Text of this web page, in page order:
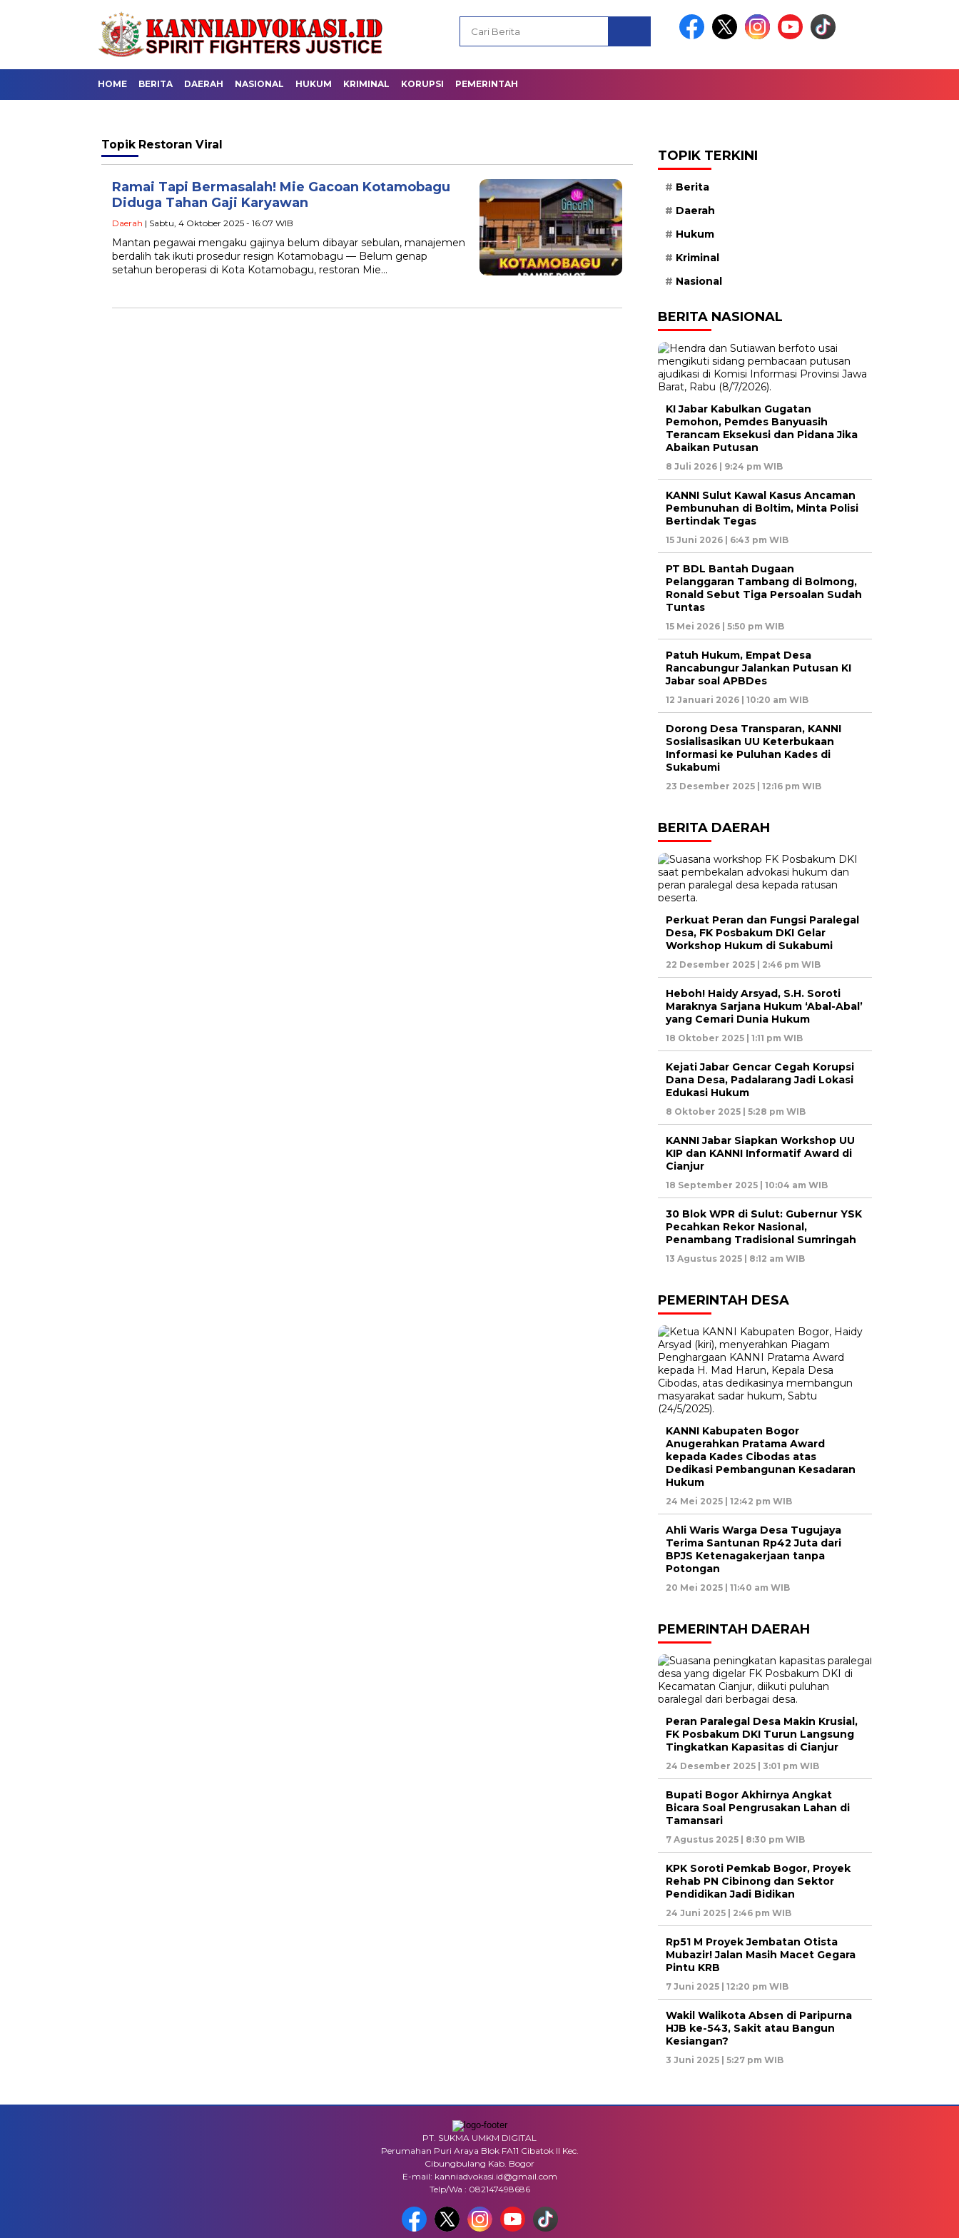
HOME BERITA DAERAH NASIONAL HUKUM KRIMINAL KORUPSI PEMERINTAH
Topik Restoran Viral
Ramai Tapi Bermasalah! Mie Gacoan Kotamobagu
Diduga Tahan Gaji Karyawan
Daerah | Sabtu, 4 Oktober 2025 - 16:07 WIB
Mantan pegawai mengaku gajinya belum dibayar sebulan, manajemen
berdalih tak ikuti prosedur resign Kotamobagu — Belum genap
setahun beroperasi di Kota Kotamobagu, restoran Mie…
TOPIK TERKINI
Berita
Daerah
Hukum
Kriminal
Nasional
BERITA NASIONAL
KI Jabar Kabulkan Gugatan
Pemohon, Pemdes Banyuasih
Terancam Eksekusi dan Pidana Jika
Abaikan Putusan
8 Juli 2026 | 9:24 pm WIB
KANNI Sulut Kawal Kasus Ancaman
Pembunuhan di Boltim, Minta Polisi
Bertindak Tegas
15 Juni 2026 | 6:43 pm WIB
PT BDL Bantah Dugaan
Pelanggaran Tambang di Bolmong,
Ronald Sebut Tiga Persoalan Sudah
Tuntas
15 Mei 2026 | 5:50 pm WIB
Patuh Hukum, Empat Desa
Rancabungur Jalankan Putusan KI
Jabar soal APBDes
12 Januari 2026 | 10:20 am WIB
Dorong Desa Transparan, KANNI
Sosialisasikan UU Keterbukaan
Informasi ke Puluhan Kades di
Sukabumi
23 Desember 2025 | 12:16 pm WIB
BERITA DAERAH
Perkuat Peran dan Fungsi Paralegal
Desa, FK Posbakum DKI Gelar
Workshop Hukum di Sukabumi
22 Desember 2025 | 2:46 pm WIB
Heboh! Haidy Arsyad, S.H. Soroti
Maraknya Sarjana Hukum ‘Abal-Abal’
yang Cemari Dunia Hukum
18 Oktober 2025 | 1:11 pm WIB
Kejati Jabar Gencar Cegah Korupsi
Dana Desa, Padalarang Jadi Lokasi
Edukasi Hukum
8 Oktober 2025 | 5:28 pm WIB
KANNI Jabar Siapkan Workshop UU
KIP dan KANNI Informatif Award di
Cianjur
18 September 2025 | 10:04 am WIB
30 Blok WPR di Sulut: Gubernur YSK
Pecahkan Rekor Nasional,
Penambang Tradisional Sumringah
13 Agustus 2025 | 8:12 am WIB
PEMERINTAH DESA
KANNI Kabupaten Bogor
Anugerahkan Pratama Award
kepada Kades Cibodas atas
Dedikasi Pembangunan Kesadaran
Hukum
24 Mei 2025 | 12:42 pm WIB
Ahli Waris Warga Desa Tugujaya
Terima Santunan Rp42 Juta dari
BPJS Ketenagakerjaan tanpa
Potongan
20 Mei 2025 | 11:40 am WIB
PEMERINTAH DAERAH
Peran Paralegal Desa Makin Krusial,
FK Posbakum DKI Turun Langsung
Tingkatkan Kapasitas di Cianjur
24 Desember 2025 | 3:01 pm WIB
Bupati Bogor Akhirnya Angkat
Bicara Soal Pengrusakan Lahan di
Tamansari
7 Agustus 2025 | 8:30 pm WIB
KPK Soroti Pemkab Bogor, Proyek
Rehab PN Cibinong dan Sektor
Pendidikan Jadi Bidikan
24 Juni 2025 | 2:46 pm WIB
Rp51 M Proyek Jembatan Otista
Mubazir! Jalan Masih Macet Gegara
Pintu KRB
7 Juni 2025 | 12:20 pm WIB
Wakil Walikota Absen di Paripurna
HJB ke-543, Sakit atau Bangun
Kesiangan?
3 Juni 2025 | 5:27 pm WIB
PT. SUKMA UMKM DIGITAL
Perumahan Puri Araya Blok FA11 Cibatok II Kec.
Cibungbulang Kab. Bogor
E-mail: kanniadvokasi.id@gmail.com
Telp/Wa : 082147498686